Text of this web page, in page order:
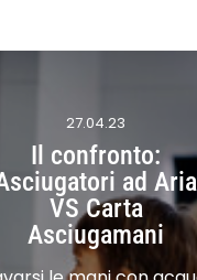
27.04.23
Il confronto:
ad Aria
VS Carta
Asciugamani